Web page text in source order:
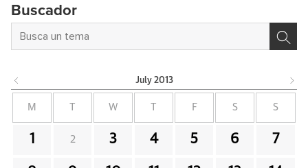
Buscador
July 2013
M W F S S
1 2 3 4 5 6 7